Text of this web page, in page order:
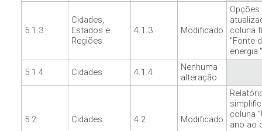
5.1.3
Cidades,
Estados e
Regiões
4.1.3 Modificado
Opções
coluna
"Fonte
energia."
5.1.4
Cidades 4.1.4
Nenhuma
alteração
5.2 Cidades 4.2 Modificado
coluna
ano ao